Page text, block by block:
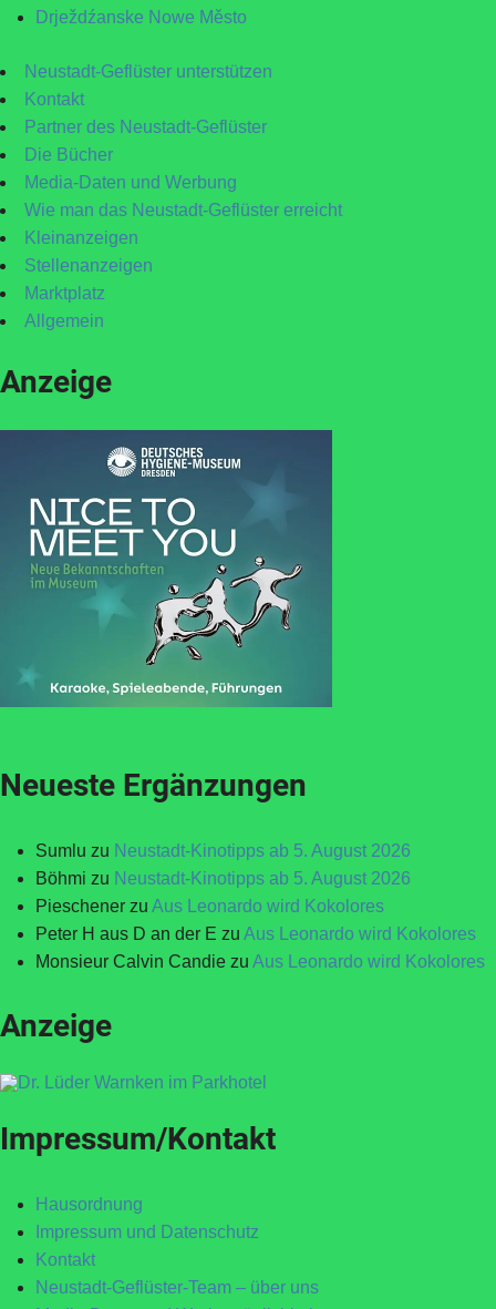
Drježdźanske Nowe Město
Neustadt-Geflüster unterstützen
Kontakt
Partner des Neustadt-Geflüster
Die Bücher
Media-Daten und Werbung
Wie man das Neustadt-Geflüster erreicht
Kleinanzeigen
Stellenanzeigen
Marktplatz
Allgemein
Anzeige
Neueste Ergänzungen
Sumlu zu Neustadt-Kinotipps ab 5. August 2026
Böhmi zu Neustadt-Kinotipps ab 5. August 2026
Pieschener zu Aus Leonardo wird Kokolores
Peter H aus D an der E zu Aus Leonardo wird Kokolores
Monsieur Calvin Candie zu Aus Leonardo wird Kokolores
Anzeige
Impressum/Kontakt
Hausordnung
Impressum und Datenschutz
Kontakt
Neustadt-Geflüster-Team – über uns